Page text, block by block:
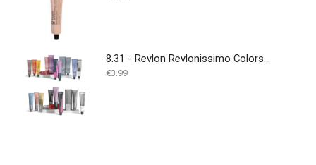
8.31 - Revlon Revlonissimo Colorsmetique 60 ml
€3.99